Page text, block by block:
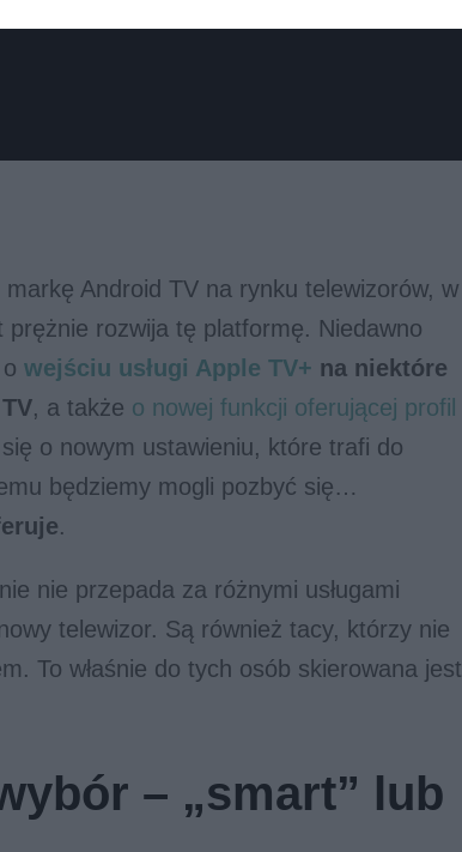
Android TV na rynku telewizorów, w
rozwija tę platformę. Niedawno
wejściu usługi Apple TV+ na niektóre
, a także o nowej funkcji oferującej profil
o nowym ustawieniu, które trafi do
będziemy mogli pozbyć się…
.
nie przepada za różnymi usługami
telewizor. Są również tacy, którzy nie
To właśnie do tych osób skierowana jest
– „smart” lub